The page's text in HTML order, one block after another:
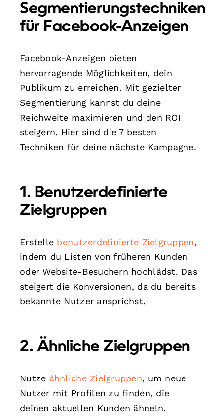
Segmentierungstechniken
für Facebook-Anzeigen
Facebook-Anzeigen bieten
hervorragende Möglichkeiten, dein
Publikum zu erreichen. Mit gezielter
Segmentierung kannst du deine
Reichweite maximieren und den ROI
steigern. Hier sind die 7 besten
Techniken für deine nächste Kampagne.
1. Benutzerdefinierte
Zielgruppen
Erstelle benutzerdefinierte Zielgruppen,
indem du Listen von früheren Kunden
oder Website-Besuchern hochlädst. Das
steigert die Konversionen, da du bereits
bekannte Nutzer ansprichst.
2. Ähnliche Zielgruppen
Nutze ähnliche Zielgruppen, um neue
Nutzer mit Profilen zu finden, die
deinen aktuellen Kunden ähneln.